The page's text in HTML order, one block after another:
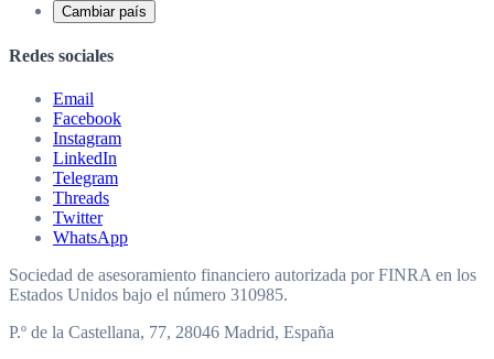
Cambiar país
Redes sociales
Email
Facebook
Instagram
LinkedIn
Telegram
Threads
Twitter
WhatsApp
Sociedad de asesoramiento financiero autorizada por FINRA en los
Estados Unidos bajo el número 310985.
P.º de la Castellana, 77, 28046 Madrid, España